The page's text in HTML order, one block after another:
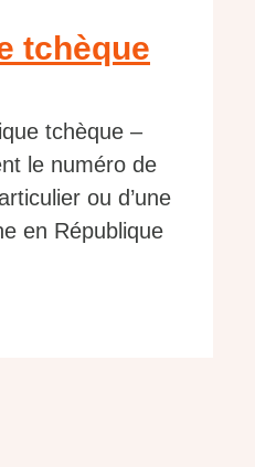
tchèque
tchèque –
le numéro de
ou d’une
en République